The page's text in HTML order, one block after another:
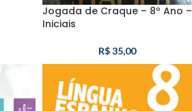
Jogada de Craque – 8º Ano –
Iniciais
R$35,00